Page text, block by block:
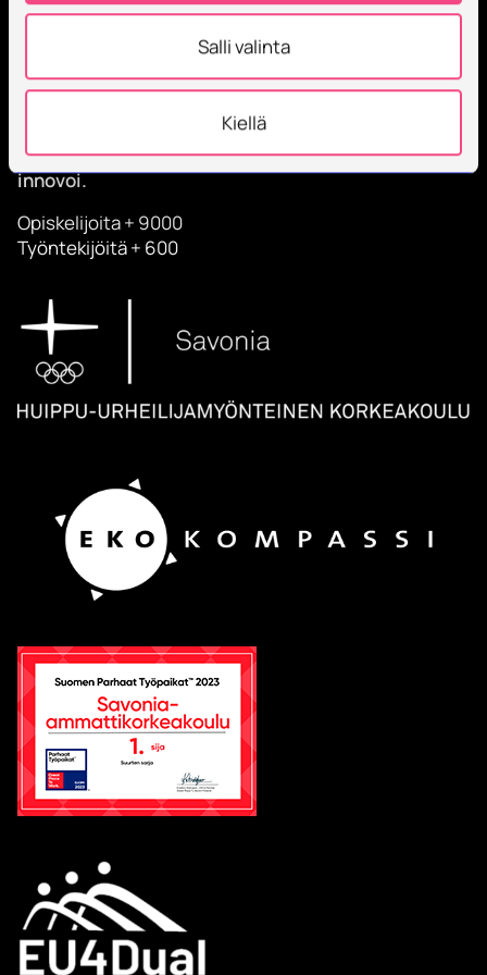
Salli valinta
Kiellä
Savonia on kansainvälinen työelämäläheinen
korkeakoulu, joka kouluttaa, tutkii, kehittää ja
innovoi.
Opiskelijoita + 9000
Työntekijöitä + 600